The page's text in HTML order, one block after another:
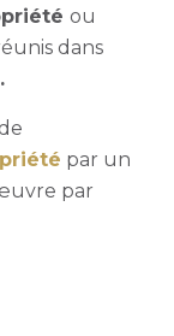
ou
dans
.
par un
par